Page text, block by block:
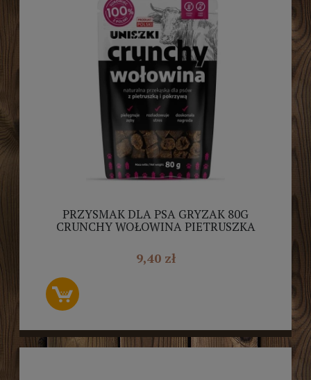
PRZYSMAK DLA PSA GRYZAK 80G
CRUNCHY WOŁOWINA PIETRUSZKA
9,40 zł